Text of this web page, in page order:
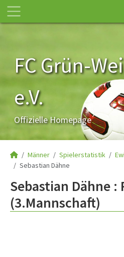
FC Grün-
e.V.
Offizielle Homepage
Männer Spielerstatistik
Sebastian Dähne
Sebastian Dähne :
(3.Mannschaft)